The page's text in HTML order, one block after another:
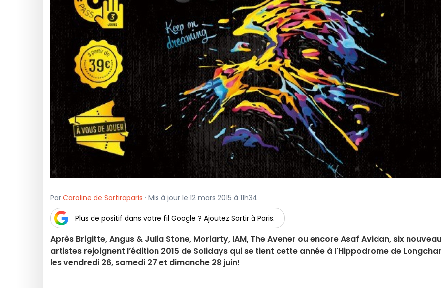
Par Caroline de Sortiraparis · Mis à jour le 12 mars 2015 à 11h34
Plus de positif dans votre fil Google ? Ajoutez Sortir à Paris.
Après Brigitte, Angus & Julia Stone, Moriarty, IAM, The Avener ou encore Asaf Avidan, six
artistes rejoignent l’édition 2015 de Solidays qui se tient cette année à l'Hippodrome de
les vendredi 26, samedi 27 et dimanche 28 juin!